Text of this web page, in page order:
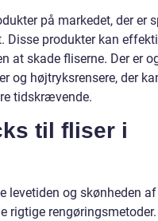
på markedet, der er
Disse produkter kan
at skade fliserne. Der er
og højtryksrensere, der
tidskrævende.
til fliser i
levetiden og skønheden
rigtige rengøringsmetoder.